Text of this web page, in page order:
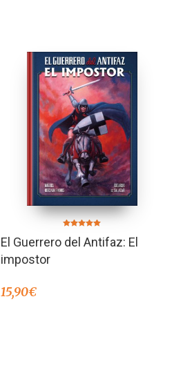
5.00
de 5
El Guerrero del Antifaz: El
impostor
15,90€